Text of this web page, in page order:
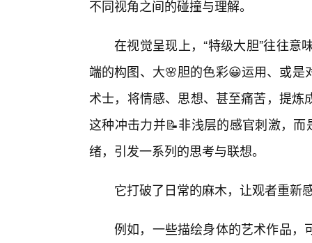
不同视角之间的碰撞与理解。
在视觉呈现上，“特级大胆”往往
端的构图、大🌸胆的色彩😀运用、或
术士，将情感、思想、甚至痛苦，提
这种冲击力并📝非浅层的感官刺激，
绪，引发一系列的思考与联想。
它打破了日常的麻木，让观者重新
例如，一些描绘身体的艺术作品，